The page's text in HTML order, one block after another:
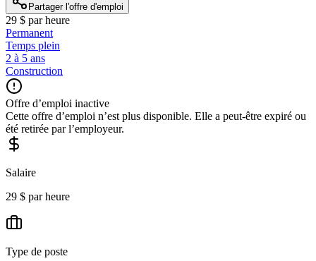
Partager l'offre d'emploi
29 $ par heure
Permanent
Temps plein
2 à 5 ans
Construction
Offre d’emploi inactive
Cette offre d’emploi n’est plus disponible. Elle a peut-être expiré ou
été retirée par l’employeur.
Salaire
29 $ par heure
Type de poste